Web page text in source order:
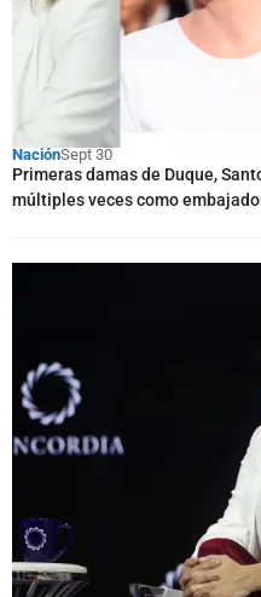
NaciónSept 30
Primeras damas de Duque,
múltiples veces como